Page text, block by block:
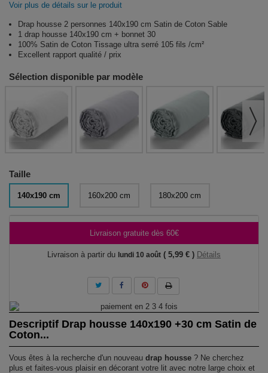
Voir plus de détails sur le produit
Drap housse 2 personnes 140x190 cm Satin de Coton Sable
1 drap housse 140x190 cm + bonnet 30
100% Satin de Coton Tissage ultra serré 105 fils /cm²
Excellent rapport qualité / prix
Sélection disponible par modèle
Taille
140x190 cm 160x200 cm 180x200 cm
Livraison gratuite dès 60€
Livraison à partir du lundi 10 août ( 5,99 € ) Détails
Descriptif Drap housse 140x190 +30 cm Satin de
Coton...
Vous êtes à la recherche d'un nouveau drap housse ? Ne cherchez
plus et faites-vous plaisir en décorant votre lit avec notre large choix et